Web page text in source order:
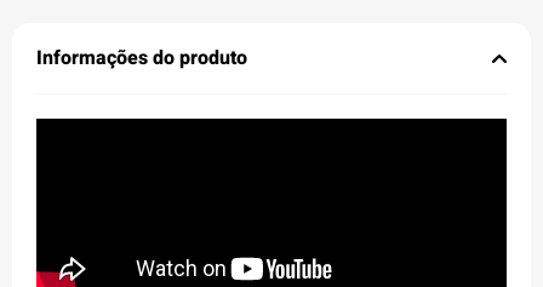
Informações do produto